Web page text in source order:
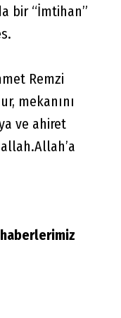
bir “İmtihan”
Remzi
mekanını
ve ahiret
haberlerimiz